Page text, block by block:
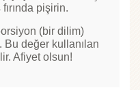
pişirin.
(bir dilim)
değer kullanılan
Afiyet olsun!